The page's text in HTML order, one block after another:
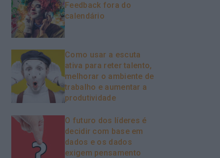
Feedback fora do
calendário
Como usar a escuta
ativa para reter talento,
melhorar o ambiente de
trabalho e aumentar a
produtividade
O futuro dos líderes é
decidir com base em
dados e os dados
exigem pensamento